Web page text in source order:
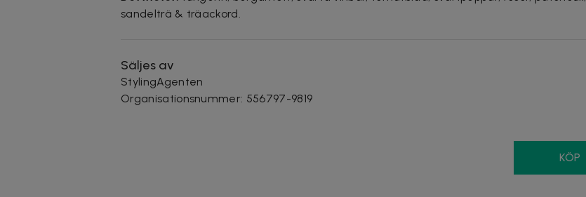
sandelträ & träackord.
Säljes av
StylingAgenten
Organisationsnummer: 556797-9819
KÖP